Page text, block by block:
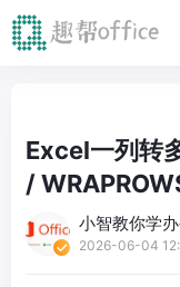
Excel一列转
/
小智教你学
2026-06-04